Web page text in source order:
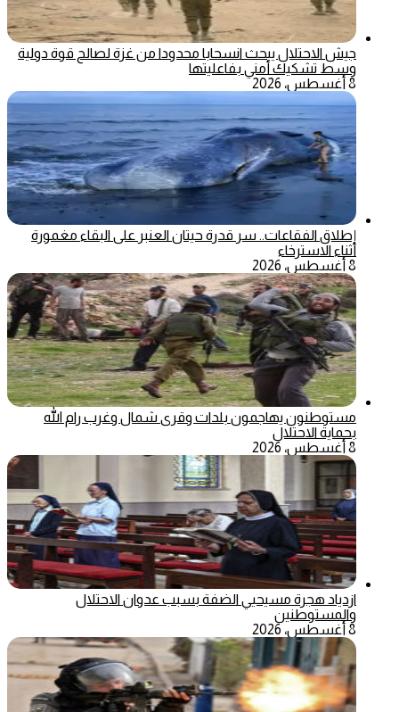
جيش الاحتلال يبحث انسحابا محدودا من غزة لصالح قوة دولية
وسط تشكيك أمني بفاعليتها
8 أغسطس، 2026
إطلاق الفقاعات.. سر قدرة حيتان العنبر على البقاء مغمورة
أثناء الاسترخاء
8 أغسطس، 2026
مستوطنون يهاجمون بلدات وقرى شمال وغرب رام الله
بحماية الاحتلال
8 أغسطس، 2026
ازدياد هجرة مسيحيي الضفة بسبب عدوان الاحتلال
والمستوطنين
8 أغسطس، 2026